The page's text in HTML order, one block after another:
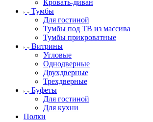
Кровать-диван
Тумбы
Для гостиной
Тумбы под ТВ из массива
Тумбы прикроватные
Витрины
Угловые
Однодверные
Двухдверные
Трехдверные
Буфеты
Для гостиной
Для кухни
Полки